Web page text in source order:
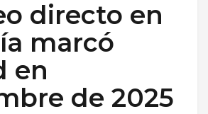
directo en
marcó
en
de 2025